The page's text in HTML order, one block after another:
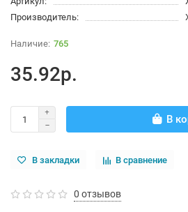
Производитель:
765
35.92р.
В
В закладки В сравнение
0 отзывов